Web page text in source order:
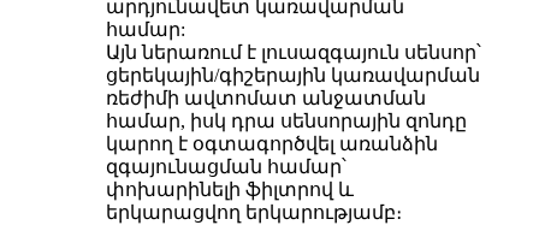
արդյունավետ կառավարման
համար:
Այն ներառում է լուսազգայուն սենսոր՝
ցերեկային/գիշերային կառավարման
ռեժիմի ավտոմատ անջատման
համար, իսկ դրա սենսորային զոնդը
կարող է օգտագործվել առանձին
զգայունացման համար՝
փոխարինելի ֆիլտրով և
երկարացվող երկարությամբ։